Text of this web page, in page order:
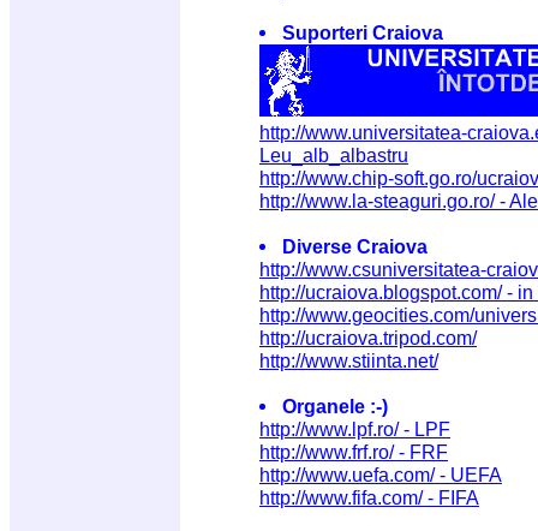
Suporteri Craiova
http://www.universitatea-
Leu_alb_albastru
http://www.chip-soft.go.ro/
http://www.la-steaguri.go.ro/ -
Diverse Craiova
http://www.csuniversitatea-
http://ucraiova.blogspot.com/ -
http://www.geocities.com/
http://ucraiova.tripod.com/
http://www.stiinta.net/
Organele :-)
http://www.lpf.ro/ - LPF
http://www.frf.ro/ - FRF
http://www.uefa.com/ - UEFA
http://www.fifa.com/ - FIFA